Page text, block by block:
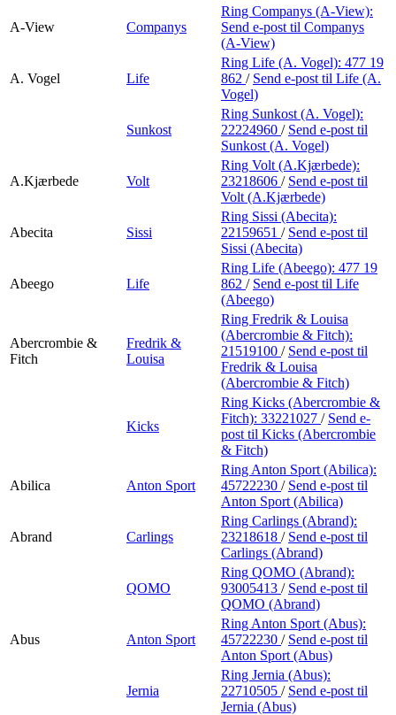
Magasin
A-View Companys
Ring Companys (A-View):
Send e-post til Companys
(A-View)
A. Vogel Life
Ring Life (A. Vogel): 477 19
862 / Send e-post til Life (A.
Vogel)
Sunkost
Ring Sunkost (A. Vogel):
22224960 / Send e-post til
Sunkost (A. Vogel)
A.Kjærbede Volt
Ring Volt (A.Kjærbede):
23218606 / Send e-post til
Volt (A.Kjærbede)
Abecita Sissi
Ring Sissi (Abecita):
22159651 / Send e-post til
Sissi (Abecita)
Abeego Life
Ring Life (Abeego): 477 19
862 / Send e-post til Life
(Abeego)
Abercrombie &
Fitch
Fredrik &
Louisa
Ring Fredrik & Louisa
(Abercrombie & Fitch):
21519100 / Send e-post til
Fredrik & Louisa
(Abercrombie & Fitch)
Kicks
Ring Kicks (Abercrombie &
Fitch): 33221027 / Send e-
post til Kicks (Abercrombie
& Fitch)
Abilica Anton Sport
Ring Anton Sport (Abilica):
45722230 / Send e-post til
Anton Sport (Abilica)
Abrand Carlings
Ring Carlings (Abrand):
23218618 / Send e-post til
Carlings (Abrand)
QOMO
Ring QOMO (Abrand):
93005413 / Send e-post til
QOMO (Abrand)
Abus Anton Sport
Ring Anton Sport (Abus):
45722230 / Send e-post til
Anton Sport (Abus)
Jernia
Ring Jernia (Abus):
22710505 / Send e-post til
Jernia (Abus)